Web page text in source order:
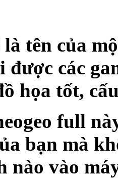
tên của
được các
họa tốt,
full
bạn mà
nào vào